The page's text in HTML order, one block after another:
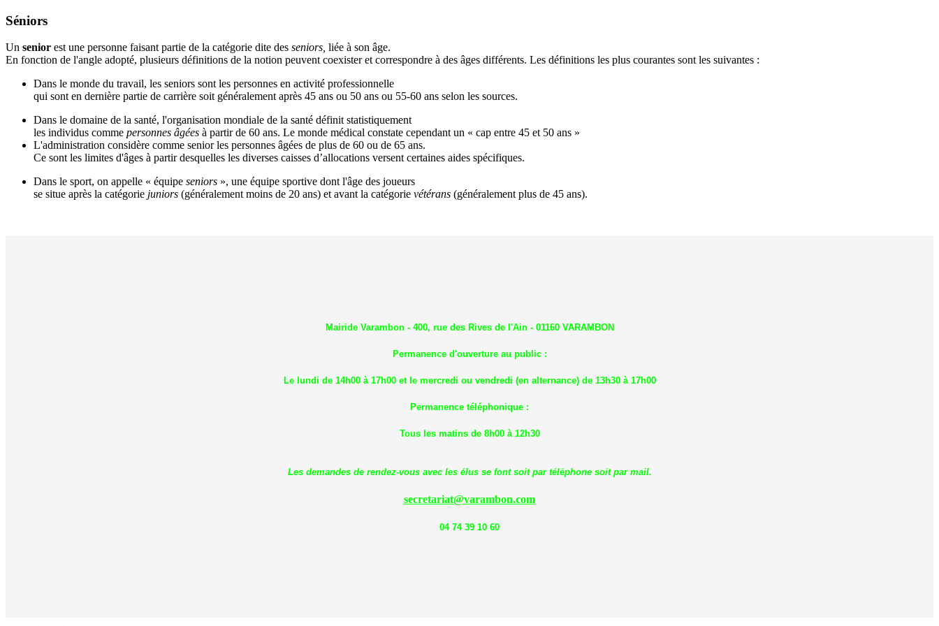
Séniors
Un senior est une personne faisant partie de la catégorie dite des seniors, liée à son âge.
En fonction de l'angle adopté, plusieurs définitions de la notion peuvent coexister et correspondre à des âges différents. Les définitions les plus courantes sont les suivantes :
Dans le monde du travail, les seniors sont les personnes en activité professionnelle
qui sont en dernière partie de carrière soit généralement après 45 ans ou 50 ans ou 55-60 ans selon les sources.
Dans le domaine de la santé, l'organisation mondiale de la santé définit statistiquement
les individus comme personnes âgées à partir de 60 ans. Le monde médical constate cependant un « cap entre 45 et 50 ans »
L'administration considère comme senior les personnes âgées de plus de 60 ou de 65 ans.
Ce sont les limites d'âges à partir desquelles les diverses caisses d’allocations versent certaines aides spécifiques.
Dans le sport, on appelle « équipe seniors », une équipe sportive dont l'âge des joueurs
se situe après la catégorie juniors (généralement moins de 20 ans) et avant la catégorie vétérans (généralement plus de 45 ans).
Mairide Varambon - 400, rue des Rives de l'Ain - 01160 VARAMBON
Permanence d'ouverture au public :
Le lundi de 14h00 à 17h00 et le mercredi ou vendredi (en alternance) de 13h30 à 17h00
Permanence téléphonique :
Tous les matins de 8h00 à 12h30
Les demandes de rendez-vous avec les élus se font soit par téléphone soit par mail.
secretariat@varambon.com
04 74 39 10 60